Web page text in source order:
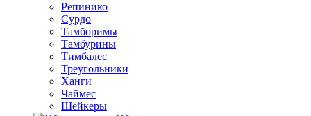
Репинико
Сурдо
Тамборимы
Тамбурины
Тимбалес
Треугольники
Ханги
Чаймес
Шейкеры